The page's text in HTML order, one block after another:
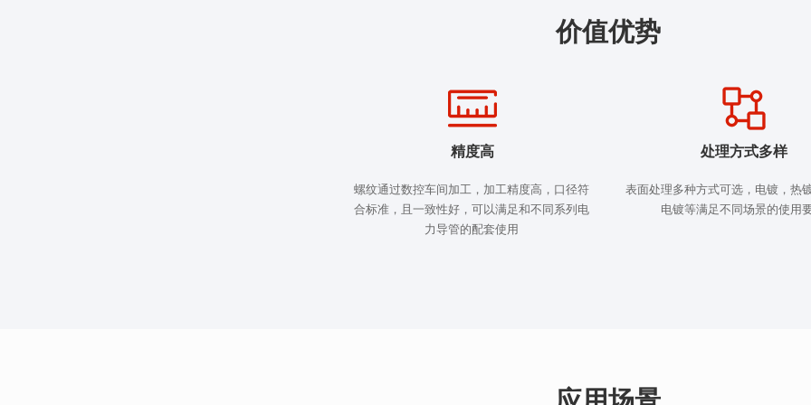
价值优势
精度高
螺纹通过数控车间加工，加工精度高，口径符
合标准，且一致性好，可以满足和不同系列电
力导管的配套使用
处理方式多样
表面处理多种方式可选，电镀，热
电镀等满足不同场景的使用